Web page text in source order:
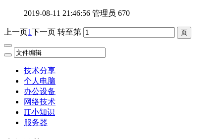
2019-08-11 21:46:56 管理员 670
上一页1下一页 转至第
技术分享
个人电脑
办公设备
网络技术
IT小知识
服务器